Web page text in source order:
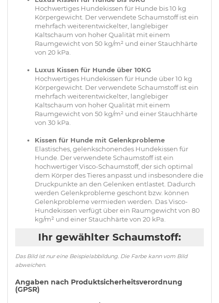
Hochwertiges Hundekissen für Hunde bis 10 kg
Körpergewicht. Der verwendete Schaumstoff ist ein
mehrfach weiterentwickelter, langlebiger
Kaltschaum von hoher Qualität mit einem
Raumgewicht von 50 kg/m² und einer Stauchhärte
von 20 kPa.
Luxus Kissen für Hunde über 10KG
Hochwertiges Hundekissen für Hunde über 10 kg
Körpergewicht. Der verwendete Schaumstoff ist ein
mehrfach weiterentwickelter, langlebiger
Kaltschaum von hoher Qualität mit einem
Raumgewicht von 50 kg/m² und einer Stauchhärte
von 30 kPa.
Kissen für Hunde mit Gelenkprobleme
Elastisches, gelenkschonendes Hundekissen für
Hunde. Der verwendete Schaumstoff ist ein
hochwertiger Visco-Schaumstoff, der sich optimal
dem Körper des Tieres anpasst und insbesondere die
Druckpunkte an den Gelenken entlastet. Dadurch
werden Gelenkprobleme geschont bzw. können
Gelenkprobleme vermieden werden. Das Visco-
Hundekissen verfügt über ein Raumgewicht von 80
kg/m² und einer Stauchhärte von 20 kPa.
Ihr gewählter Schaumstoff:
Das Bild ist nur eine Beispielabbildung. Die Farbe kann vom Bild
abweichen.
Angaben nach Produktsicherheitsverordnung
(GPSR)